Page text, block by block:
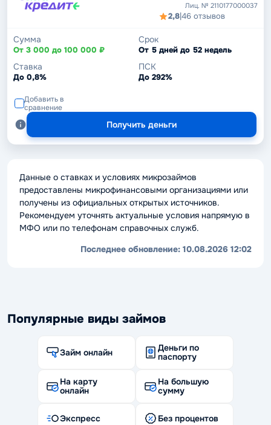
Лиц. № 2110177000037
2,8|46 отзывов
Сумма
От 3 000 до 100 000 ₽
Срок
От 5 дней до 52 недель
Ставка
До 0,8%
ПСК
До 292%
Добавить в
сравнение
Получить деньги
Данные о ставках и условиях микрозаймов
предоставлены микрофинансовыми организациями или
получены из официальных открытых источников.
Рекомендуем уточнять актуальные условия напрямую в
МФО или по телефонам справочных служб.
Последнее обновление: 10.08.2026 12:02
Популярные виды займов
Займ онлайн
Деньги по
паспорту
На карту
онлайн
На большую
сумму
Экспресс Без процентов